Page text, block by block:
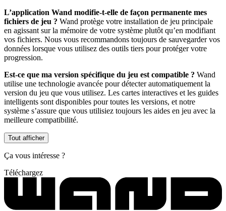
L’application Wand modifie-t-elle de façon permanente mes
fichiers de jeu ? Wand protège votre installation de jeu principale
en agissant sur la mémoire de votre système plutôt qu’en modifiant
vos fichiers. Nous vous recommandons toujours de sauvegarder vos
données lorsque vous utilisez des outils tiers pour protéger votre
progression.
Est-ce que ma version spécifique du jeu est compatible ? Wand
utilise une technologie avancée pour détecter automatiquement la
version du jeu que vous utilisez. Les cartes interactives et les guides
intelligents sont disponibles pour toutes les versions, et notre
système s’assure que vous utilisiez toujours les aides en jeu avec la
meilleure compatibilité.
Tout afficher
Ça vous intéresse ?
Téléchargez